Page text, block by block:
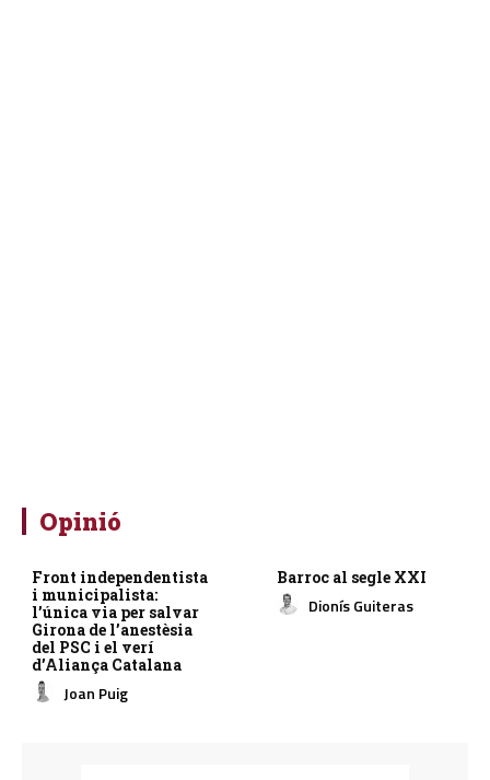
Opinió
Front independentista
i municipalista:
l’única via per salvar
Girona de l’anestèsia
del PSC i el verí
d’Aliança Catalana
Joan Puig
Barroc al segle XXI
Dionís Guiteras